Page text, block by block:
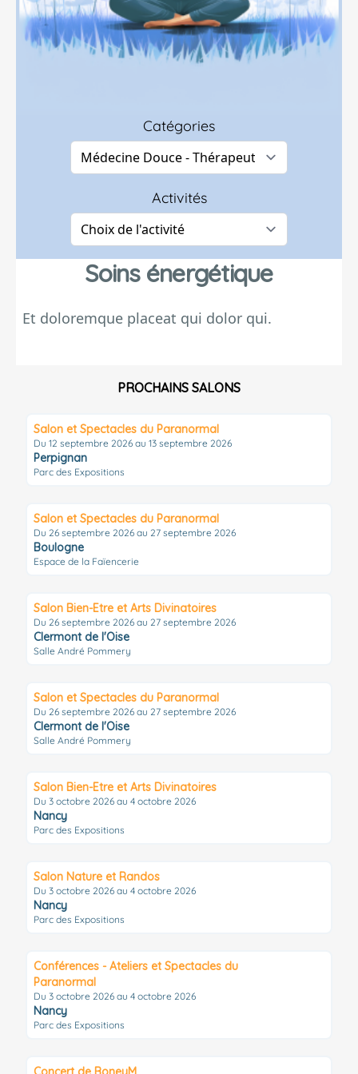
Catégories
Activités
Soins énergétique
Et doloremque placeat qui dolor qui.
PROCHAINS SALONS
Salon et Spectacles du Paranormal
Du 12 septembre 2026 au 13 septembre 2026
Perpignan
Parc des Expositions
Salon et Spectacles du Paranormal
Du 26 septembre 2026 au 27 septembre 2026
Boulogne
Espace de la Faïencerie
Salon Bien-Etre et Arts Divinatoires
Du 26 septembre 2026 au 27 septembre 2026
Clermont de l'Oise
Salle André Pommery
Salon et Spectacles du Paranormal
Du 26 septembre 2026 au 27 septembre 2026
Clermont de l'Oise
Salle André Pommery
Salon Bien-Etre et Arts Divinatoires
Du 3 octobre 2026 au 4 octobre 2026
Nancy
Parc des Expositions
Salon Nature et Randos
Du 3 octobre 2026 au 4 octobre 2026
Nancy
Parc des Expositions
Conférences - Ateliers et Spectacles du
Paranormal
Du 3 octobre 2026 au 4 octobre 2026
Nancy
Parc des Expositions